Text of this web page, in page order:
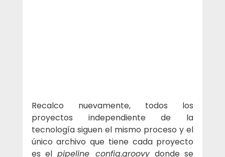
Recalco nuevamente, todos los
proyectos independiente de la
tecnología siguen el mismo proceso y el
único archivo que tiene cada proyecto
es el pipeline_config.groovy donde se